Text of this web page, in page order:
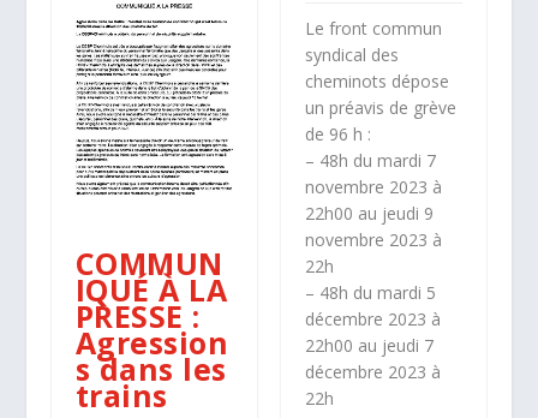
Le front commun
syndical des
cheminots dépose
un préavis de grève
de 96 h :
– 48h du mardi 7
novembre 2023 à
22h00 au jeudi 9
novembre 2023 à
22h
– 48h du mardi 5
décembre 2023 à
22h00 au jeudi 7
décembre 2023 à
22h
COMMUN
IQUÉ À LA
PRESSE :
Agression
s dans les
trains